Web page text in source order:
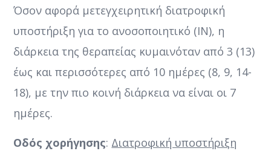
Όσον αφορά μετεγχειρητική διατροφική
υποστήριξη για το ανοσοποιητικό (ΙΝ), η
διάρκεια της θεραπείας κυμαινόταν από 3 (13)
έως και περισσότερες από 10 ημέρες (8, 9, 14-
18), με την πιο κοινή διάρκεια να είναι οι 7
ημέρες.
Οδός χορήγησης: Διατροφική υποστήριξη